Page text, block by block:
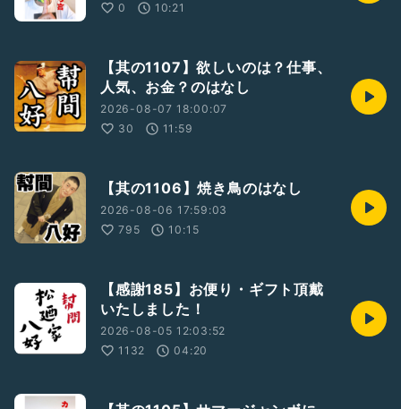
その他、決まり次第、順次告知させていただきます！
浅草見番
03 3874 3131
松廼家八好 ホームページ
http://www.matsunoya-hachikou.com/
浅草見番 ホームページ
http://asakusakenban.com/
浅草見番YouTube
https://m.youtube.com/channel/UCpppIDs9Sd7reTi58Oc
#浅草
#花柳界
#芸者
#幇間
#八好
#太鼓持ち
0
10:21
【其の1107】欲しいのは？仕事、
人気、お金？のはなし
2026-08-07 18:00:07
30
11:59
【其の1106】焼き鳥のはなし
2026-08-06 17:59:03
795
10:15
【感謝185】お便り・ギフト頂戴
いたしました！
2026-08-05 12:03:52
1132
04:20